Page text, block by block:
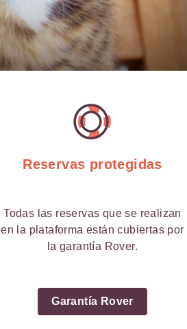
Reservas protegidas
Todas las reservas que se realizan
en la plataforma están cubiertas por
la garantía Rover.
Garantía Rover